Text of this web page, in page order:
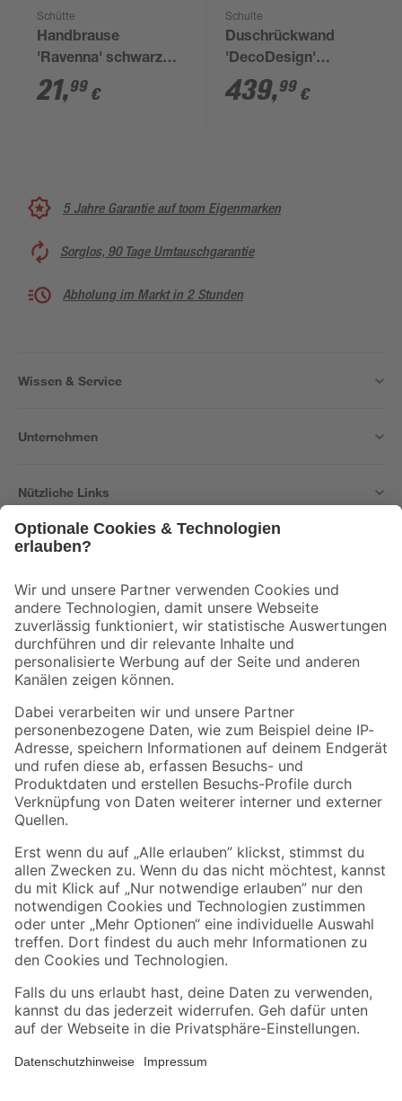
Schütte
Handbrause
'Ravenna' schwarz
matt Eckig 10 cm, 3
Strahlarten
21,99 €
Schulte
Duschrückwand
'DecoDesign'
Softtouch Stein
Marmor-Anthrazit-
439,99 €
5 Jahre Garantie auf toom Eigenmarken
Sorglos, 90 Tage Umtauschgarantie
Abholung im Markt in 2 Stunden
Wissen & Service
Unternehmen
Nützliche Links
Der toom Newsletter: Keine Angebote und Aktionen mehr verpassen!
Zur Newsletter Anmeldung
Folge uns
Zahlungsarten Versandarten
Sicher einkaufen
Jetzt die toom-App herunterladen
Alle Preisangaben in EUR inkl. gesetzl. MwSt.. Die dargestellten Angebote sind unter
Umständen nicht in allen Märkten verfügbar. Die angegebenen Verfügbarkeiten beziehen
Produkte nur solange der Vorrat reicht.
*Paketversand ab 59 € versandkostenfrei, gilt nicht für Artikel mit Speditionsversand, hier